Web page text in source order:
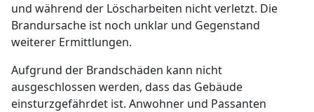
und während der Löscharbeiten nicht verletzt. Die
Brandursache ist noch unklar und Gegenstand
weiterer Ermittlungen.
Aufgrund der Brandschäden kann nicht
ausgeschlossen werden, dass das Gebäude
einsturzgefährdet ist. Anwohner und Passanten